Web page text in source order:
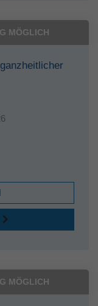
MÖGLICH
MÖGLICH